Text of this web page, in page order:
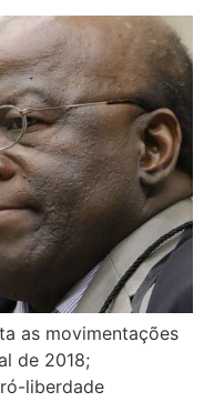
as movimentações
de 2018;
liberdade